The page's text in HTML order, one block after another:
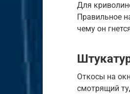
Для
Правильное
чему он
Откосы на
смотрящий